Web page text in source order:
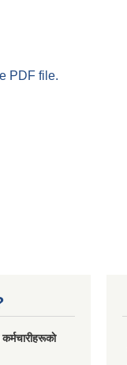
PDF file.